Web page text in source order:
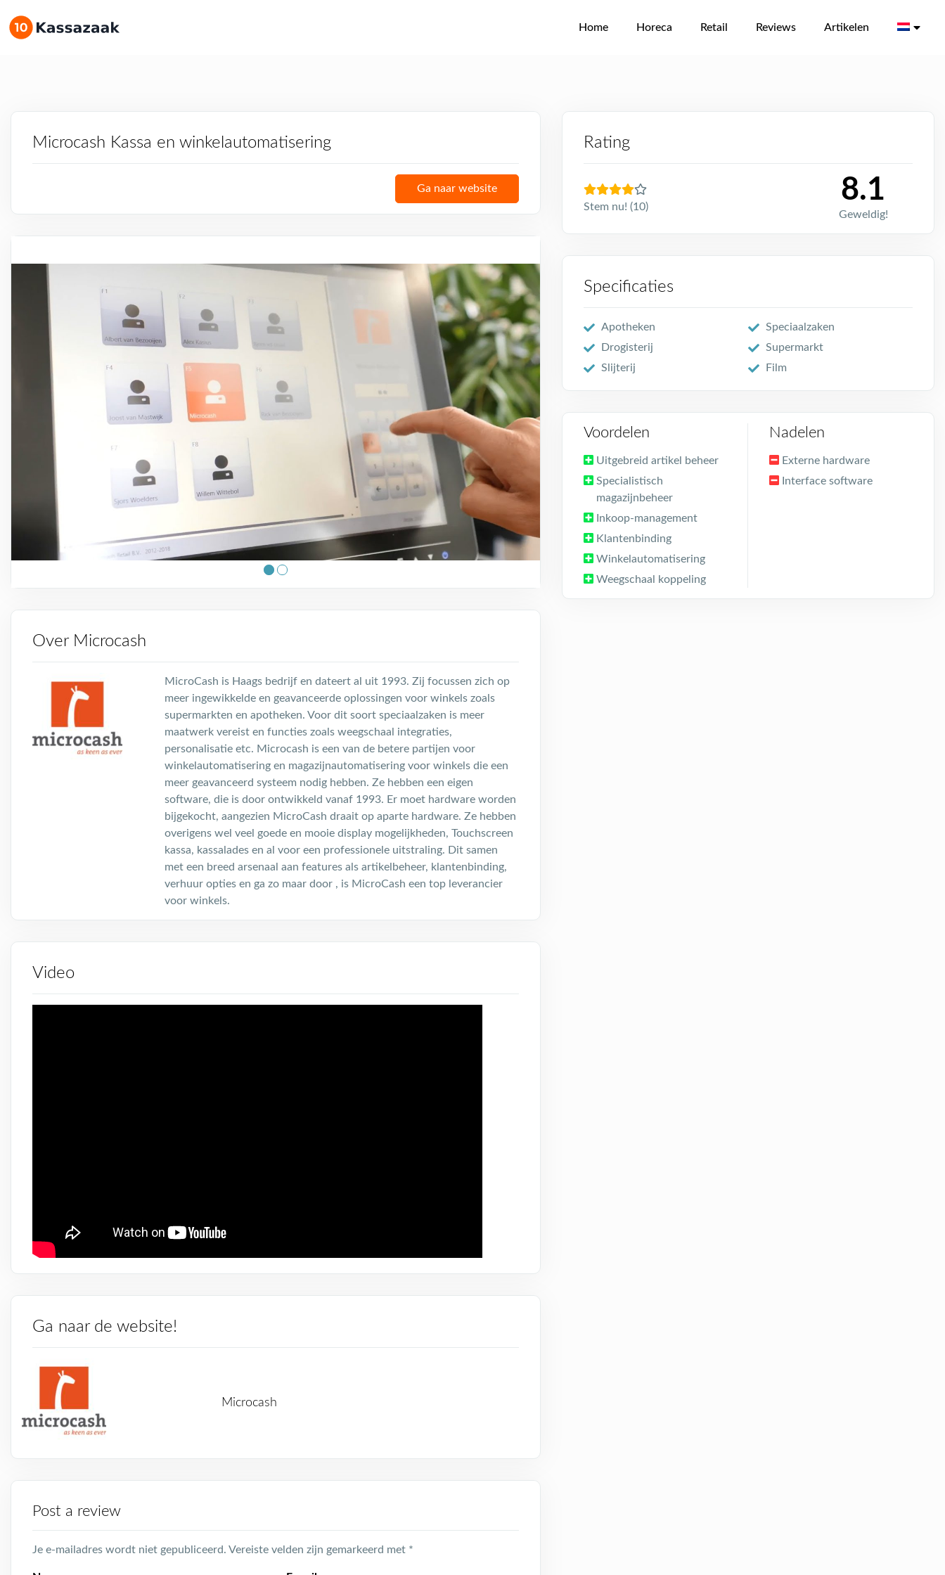
Home Horeca Retail Reviews Artikelen
Microcash Kassa en winkelautomatisering
Ga naar website
Over Microcash
MicroCash is Haags bedrijf en dateert al uit 1993. Zij focussen zich op
meer ingewikkelde en geavanceerde oplossingen voor winkels zoals
supermarkten en apotheken. Voor dit soort speciaalzaken is meer
maatwerk vereist en functies zoals weegschaal integraties,
personalisatie etc. Microcash is een van de betere partijen voor
winkelautomatisering en magazijnautomatisering voor winkels die een
meer geavanceerd systeem nodig hebben. Ze hebben een eigen
software, die is door ontwikkeld vanaf 1993. Er moet hardware worden
bijgekocht, aangezien MicroCash draait op aparte hardware. Ze hebben
overigens wel veel goede en mooie display mogelijkheden, Touchscreen
kassa, kassalades en al voor een professionele uitstraling. Dit samen
met een breed arsenaal aan features als artikelbeheer, klantenbinding,
verhuur opties en ga zo maar door , is MicroCash een top leverancier
voor winkels.
Video
Ga naar de website!
Microcash
Post a review
Je e-mailadres wordt niet gepubliceerd. Vereiste velden zijn gemarkeerd met *
Rating
Stem nu! (10)
8.1
Geweldig!
Specificaties
Apotheken
Speciaalzaken
Drogisterij
Supermarkt
Slijterij
Film
Voordelen
Uitgebreid artikel beheer
Specialistisch
magazijnbeheer
Inkoop-management
Klantenbinding
Winkelautomatisering
Weegschaal koppeling
Nadelen
Externe hardware
Interface software